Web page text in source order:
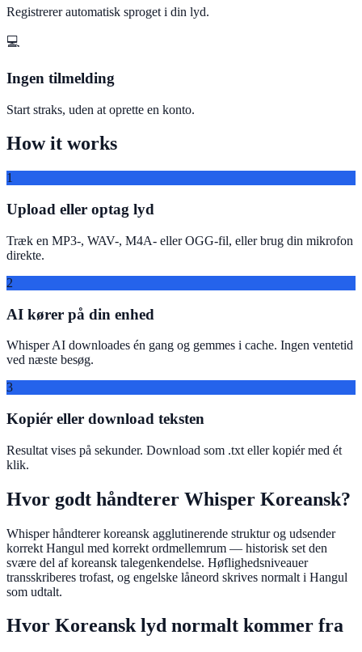
Registrerer automatisk sproget i din lyd.
💻
Ingen tilmelding
Start straks, uden at oprette en konto.
How it works
1
Upload eller optag lyd
Træk en MP3-, WAV-, M4A- eller OGG-fil, eller brug din mikrofon
direkte.
2
AI kører på din enhed
Whisper AI downloades én gang og gemmes i cache. Ingen ventetid
ved næste besøg.
3
Kopiér eller download teksten
Resultat vises på sekunder. Download som .txt eller kopiér med ét
klik.
Hvor godt håndterer Whisper Koreansk?
Whisper håndterer koreansk agglutinerende struktur og udsender
korrekt Hangul med korrekt ordmellemrum — historisk set den
svære del af koreansk talegenkendelse. Høflighedsniveauer
transskriberes trofast, og engelske låneord skrives normalt i Hangul
som udtalt.
Hvor Koreansk lyd normalt kommer fra